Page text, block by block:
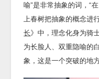
喻”是非常抽象的词，“
上春树把抽象的概念进
长》中，理念化身为骑
为长脸人、双重隐喻的
象，这是一个突破的地